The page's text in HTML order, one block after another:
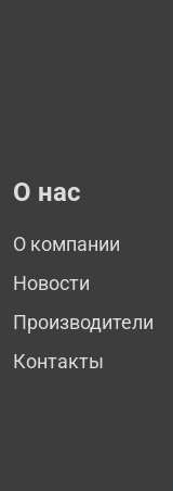
О нас
О компании
Новости
Производители
Контакты